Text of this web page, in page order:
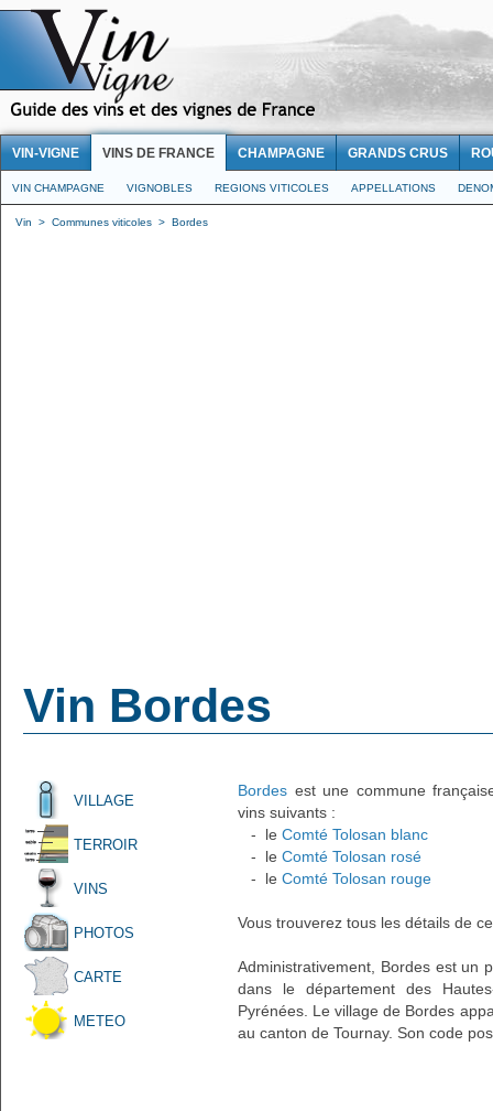
VIN-VIGNE VINS DE FRANCE CHAMPAGNE GRANDS CRUS
VIN CHAMPAGNE VIGNOBLES REGIONS VITICOLES APPELLATIONS
Vin > Communes viticoles > Bordes
Vin Bordes
VILLAGE
TERROIR
VINS
PHOTOS
CARTE
METEO
Bordes est une commune
vins suivants :
- le Comté Tolosan blanc
- le Comté Tolosan rosé
- le Comté Tolosan rouge
Vous trouverez tous les détails de
Administrativement, Bordes est un
dans le département des
Pyrénées. Le village de Bordes
au canton de Tournay. Son code